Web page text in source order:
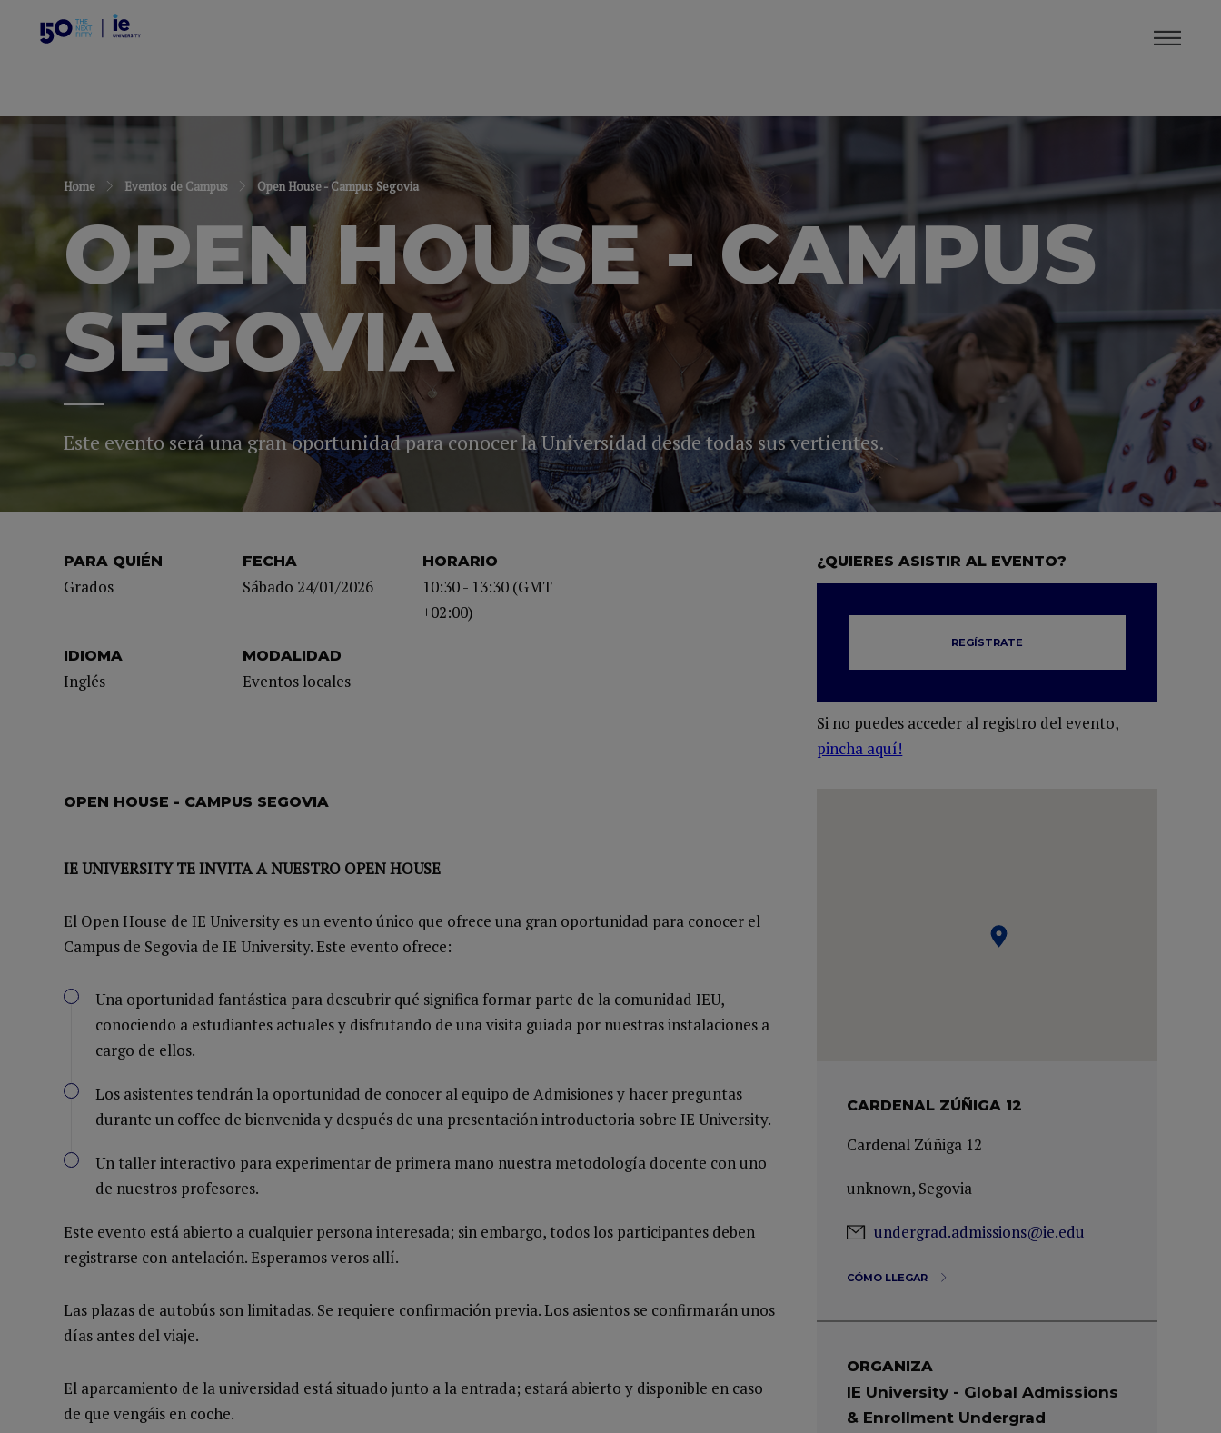
Home Eventos de Campus Open House - Campus Segovia
OPEN HOUSE - CAMPUS
SEGOVIA
Este evento será una gran oportunidad para conocer la Universidad desde todas sus vertientes.
PARA QUIÉN
Grados
FECHA
Sábado 24/01/2026
HORARIO
10:30 - 13:30 (GMT
+02:00)
IDIOMA
Inglés
MODALIDAD
Eventos locales
¿QUIERES ASISTIR AL EVENTO?
REGÍSTRATE
Si no puedes acceder al registro del evento,
pincha aquí!
OPEN HOUSE - CAMPUS SEGOVIA
IE UNIVERSITY TE INVITA A NUESTRO OPEN HOUSE
El Open House de IE University es un evento único que ofrece una gran oportunidad para conocer el
Campus de Segovia de IE University. Este evento ofrece:
Una oportunidad fantástica para descubrir qué significa formar parte de la comunidad IEU,
conociendo a estudiantes actuales y disfrutando de una visita guiada por nuestras instalaciones a
cargo de ellos.
Los asistentes tendrán la oportunidad de conocer al equipo de Admisiones y hacer preguntas
durante un coffee de bienvenida y después de una presentación introductoria sobre IE University.
Un taller interactivo para experimentar de primera mano nuestra metodología docente con uno
de nuestros profesores.
Este evento está abierto a cualquier persona interesada; sin embargo, todos los participantes deben
registrarse con antelación. Esperamos veros allí.
Las plazas de autobús son limitadas. Se requiere confirmación previa. Los asientos se confirmarán unos
días antes del viaje.
El aparcamiento de la universidad está situado junto a la entrada; estará abierto y disponible en caso
de que vengáis en coche.
CARDENAL ZÚÑIGA 12
Cardenal Zúñiga 12
unknown, Segovia
undergrad.admissions@ie.edu
CÓMO LLEGAR
ORGANIZA
IE University - Global Admissions
& Enrollment Undergrad